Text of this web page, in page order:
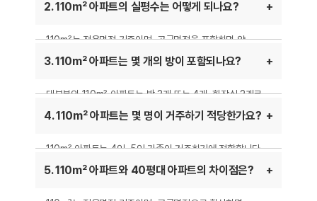
2. 110m² 아파트의 실평수는 어떻게 되나요?
110m²는 전용면적 기준이며, 공급면적을 포함하면 약
40평형대 아파트에 해당할 수 있습니다. 일반적으로
사용하는 공간과 차이가 날 수 있습니다.
3. 110m² 아파트는 몇 개의 방이 포함되나요?
대부분의 110m² 아파트는 방 3개 또는 4개, 화장실 2개로
구성됩니다. 거실과 주방이 넓게 설계되어 있으며, 가구
4. 110m² 아파트는 몇 명이 거주하기 적당한가요?
110m² 아파트는 4인~5인 가족이 거주하기에 적합합니다.
방 개수가 많아 자녀가 있는 가족에게도 좋은 선택이 될 수
제공합니다.
5. 110m² 아파트와 40평대 아파트의 차이점은?